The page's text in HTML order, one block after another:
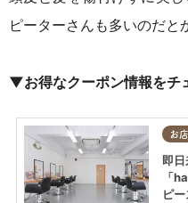
ピーターさんも多いのだと
▼お得なクーポン情報をチ
お店
即日
「
ピ